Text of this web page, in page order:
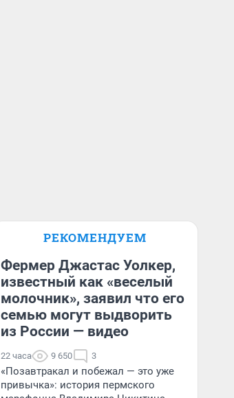
РЕКОМЕНДУЕМ
Фермер Джастас Уолкер,
известный как «веселый
молочник», заявил что его
семью могут выдворить
из России — видео
22 часа 9 650 3
«Позавтракал и побежал — это уже
привычка»: история пермского